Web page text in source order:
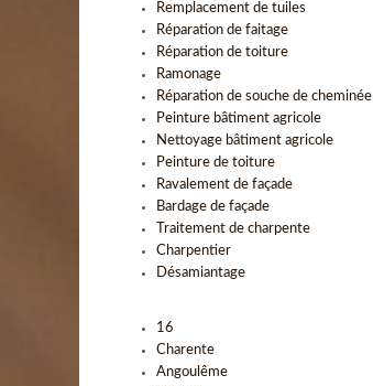
Remplacement de tuiles
Réparation de faitage
Réparation de toiture
Ramonage
Réparation de souche de cheminée
Peinture bâtiment agricole
Nettoyage bâtiment agricole
Peinture de toiture
Ravalement de façade
Bardage de façade
Traitement de charpente
Charpentier
Désamiantage
16
Charente
Angoulême